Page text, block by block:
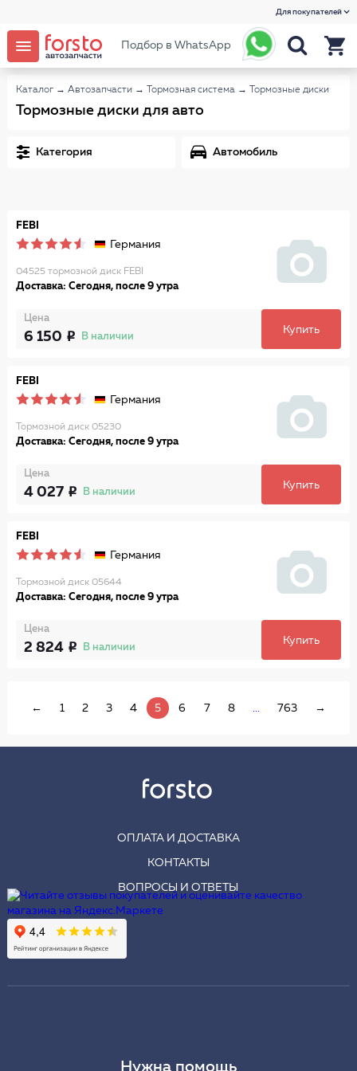
Для покупателей
Подбор в WhatsApp
Каталог → Автозапчасти → Тормозная система → Тормозные диски
Тормозные диски для авто
Категория Автомобиль
FEBI
Германия
04525 тормозной диск FEBI
Доставка: Сегодня, после 9 утра
Цена
6 150 В наличии
Купить
FEBI
Германия
Тормозной диск 05230
Доставка: Сегодня, после 9 утра
Цена
4 027 В наличии
Купить
FEBI
Германия
Тормозной диск 05644
Доставка: Сегодня, после 9 утра
Цена
2 824 В наличии
Купить
← 1 2 3 4 5 6 7 8 ... 763 →
ОПЛАТА И ДОСТАВКА
КОНТАКТЫ
ВОПРОСЫ И ОТВЕТЫ
Нужна помощь